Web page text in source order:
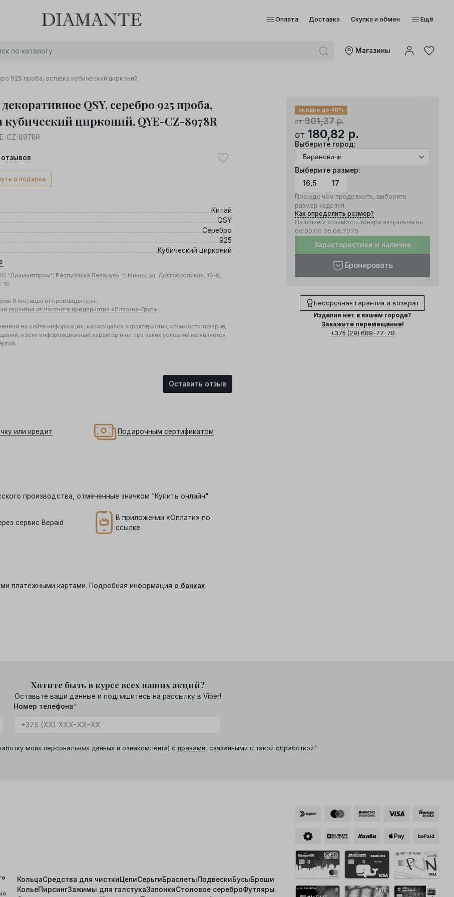
Оплата Доставка Скупка и обмен Ещё
Mагазины
0 : 0 0
925 проба, вставка кубический цирконий
QSY, серебро 925 проба,
кубический цирконий, QYE-CZ-8978R
CZ-8978R
отзывов
о подарке
от301,37р.
скидки до 40%
от 180,82 р.
Выберите город:
Выберите размер:
16,5
17
Прежде чем продолжить, выберите
размер изделия.
Как определить размер?
Наличие и стоимость товара актуальны на
06:30:00 06.08.2026
Характеристики и наличие
Бронировать
Бессрочная гарантия и возврат
Изделия нет в вашем городе?
Закажите перемещение!
+375 (29) 689-77-78
Китай
QSY
Серебро
925
Кубический цирконий
"Диамантпром", Республика Беларусь, г. Минск, ул. Долгобродская, 16-6,
10
6 месяцев от производителя.
гарантия от Частного предприятия «Платина-Груп».
на сайте информация, касающаяся характеристик, стоимости товаров,
носит информационный характер и ни при каких условиях не является
или кредит Подарочным сертификатом
производства, отмеченные значком "Купить онлайн"
сервис Bepaid
В приложении «Оплати» по
ссылке
платёжными картами. Подробная информация о банках
Оставить отзыв
Хотите быть в курсе всех наших акций?
Оставьте ваши данные и подпишитесь на рассылку в Viber!
Номер телефона*
моих персональных данных и ознакомлен(а) с правами, связанными с такой обработкой*
КольцаСредства для чисткиЦепиСерьгиБраслетыПодвескиБусыБроши
КольеПирсингЗажимы для галстукаЗапонкиСтоловое сереброФутляры